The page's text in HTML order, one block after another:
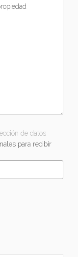
de datos
para recibir